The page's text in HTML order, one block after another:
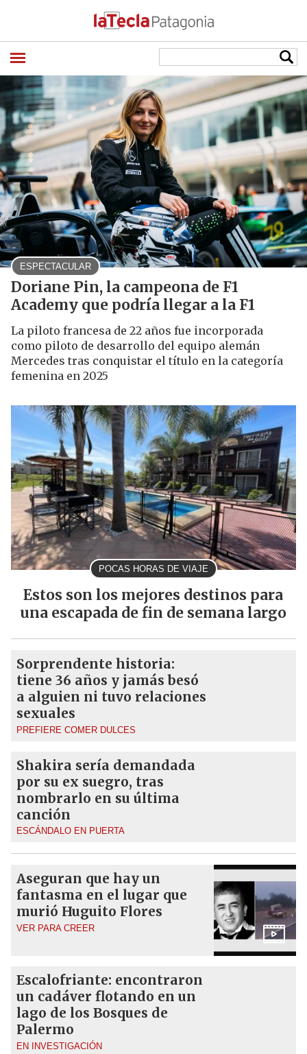
ESPECTACULAR
Doriane Pin, la campeona de F1
Academy que podría llegar a la F1
La piloto francesa de 22 años fue incorporada
como piloto de desarrollo del equipo alemán
Mercedes tras conquistar el título en la categoría
femenina en 2025
POCAS HORAS DE VIAJE
Estos son los mejores destinos para
una escapada de fin de semana largo
Sorprendente historia:
tiene 36 años y jamás besó
a alguien ni tuvo relaciones
sexuales
PREFIERE COMER DULCES
Shakira sería demandada
por su ex suegro, tras
nombrarlo en su última
canción
ESCÁNDALO EN PUERTA
Aseguran que hay un
fantasma en el lugar que
murió Huguito Flores
VER PARA CREER
Escalofriante: encontraron
un cadáver flotando en un
lago de los Bosques de
Palermo
EN INVESTIGACIÓN